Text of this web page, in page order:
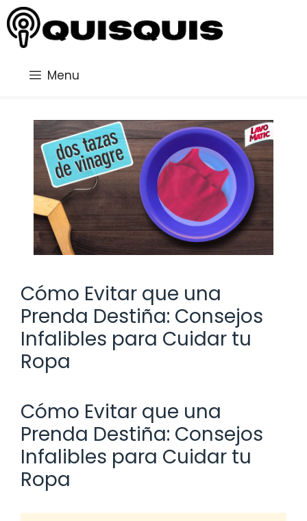
Saltar
al
contenido
Menu
Cómo Evitar que una
Prenda Destiña: Consejos
Infalibles para Cuidar tu
Ropa
Cómo Evitar que una
Prenda Destiña: Consejos
Infalibles para Cuidar tu
Ropa